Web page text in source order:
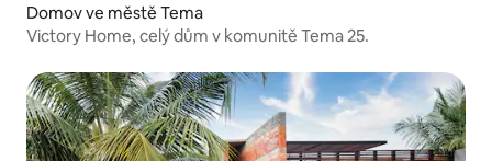
Domov ve městě Tema
Victory Home, celý dům v komunitě Tema 25.